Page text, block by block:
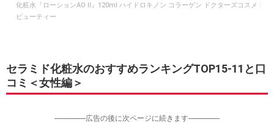
化粧水『ローションAO II』120ml ハイドロキノン コラーゲン ドクターズコスメ :
ビューティー
セラミド化粧水のおすすめランキングTOP15-11と口
コミ＜女性編＞
-----------------広告の後に次ページに続きます-----------------